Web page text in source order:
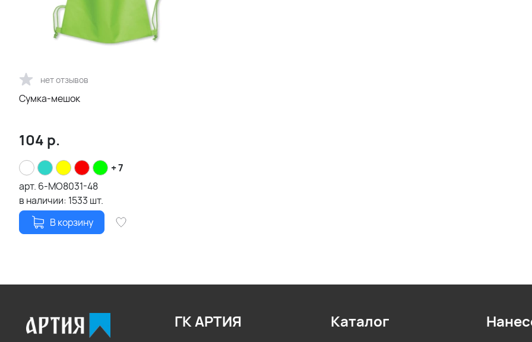
нет отзывов
Сумка-мешок
104 р.
+ 7
арт. 6-MO8031-48
в наличии: 1533 шт.
В корзину
ГК АРТИЯ Каталог